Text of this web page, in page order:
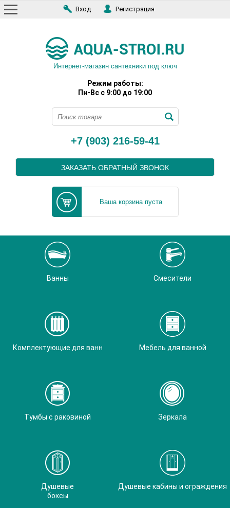
Вход Регистрация
Интернет-магазин сантехники под ключ
Режим работы:
Пн-Вс с 9:00 до 19:00
+7 (903) 216-59-41
ЗАКАЗАТЬ ОБРАТНЫЙ ЗВОНОК
Ваша корзина пуста
Ванны Смесители
Комплектующие для ванн Мебель для ванной
Тумбы с раковиной Зеркала
Душевые
боксы
Душевые кабины и ограждения